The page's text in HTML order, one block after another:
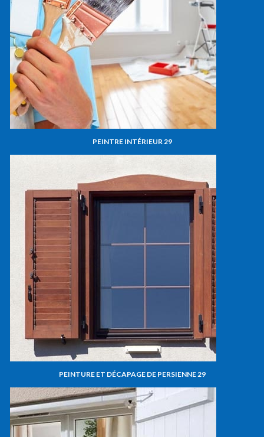
PEINTRE INTÉRIEUR 29
PEINTURE ET DÉCAPAGE DE PERSIENNE 29